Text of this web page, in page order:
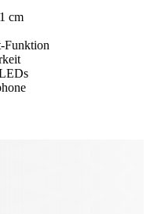
cm
Funktion